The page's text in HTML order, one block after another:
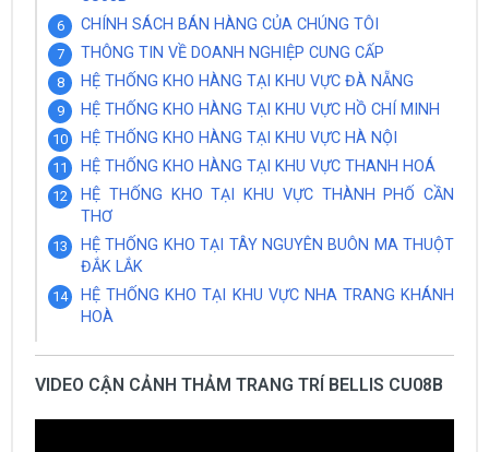
CHÍNH SÁCH BÁN HÀNG CỦA CHÚNG TÔI
THÔNG TIN VỀ DOANH NGHIỆP CUNG CẤP
HỆ THỐNG KHO HÀNG TẠI KHU VỰC ĐÀ NẴNG
HỆ THỐNG KHO HÀNG TẠI KHU VỰC HỒ CHÍ MINH
HỆ THỐNG KHO HÀNG TẠI KHU VỰC HÀ NỘI
HỆ THỐNG KHO HÀNG TẠI KHU VỰC THANH HOÁ
HỆ THỐNG KHO TẠI KHU VỰC THÀNH PHỐ CẦN
THƠ
HỆ THỐNG KHO TẠI TÂY NGUYÊN BUÔN MA THUỘT
ĐẮK LẮK
HỆ THỐNG KHO TẠI KHU VỰC NHA TRANG KHÁNH
HOÀ
VIDEO CẬN CẢNH THẢM TRANG TRÍ BELLIS CU08B